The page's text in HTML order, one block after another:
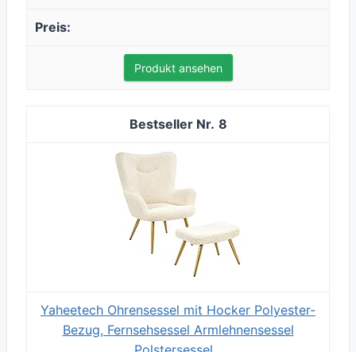
Produkt ansehen
8
Yaheetech Ohrensessel mit Hocker Polyester-
Bezug, Fernsehsessel Armlehnensessel